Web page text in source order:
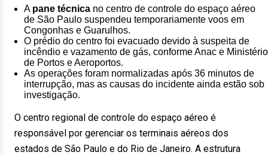
A pane técnica no centro de controle do espaço aéreo
de São Paulo suspendeu temporariamente voos em
Congonhas e Guarulhos.
O prédio do centro foi evacuado devido à suspeita de
incêndio e vazamento de gás, conforme Anac e Ministério
de Portos e Aeroportos.
As operações foram normalizadas após 36 minutos de
interrupção, mas as causas do incidente ainda estão sob
investigação.
O centro regional de controle do espaço aéreo é
responsável por gerenciar os terminais aéreos dos
estados de São Paulo e do Rio de Janeiro. A estrutura